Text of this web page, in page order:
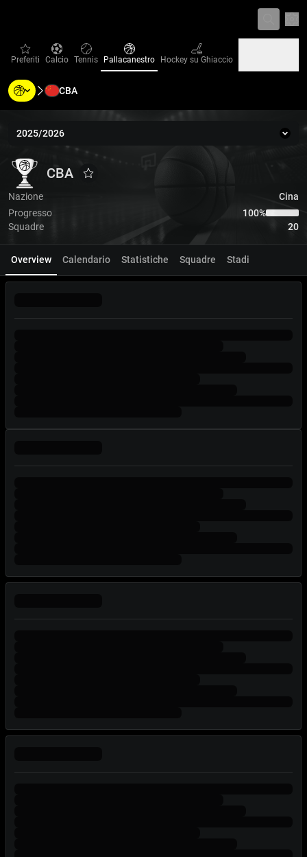
favorites
Preferiti Calcio
Calcio Tennis
Tennis Pallacanestro
Pallacanestro Hockey su Ghiaccio
Hockey su Ghiaccio
Baseball
Baseball
CBA
2025/2026
CBA
CBA
CBA
Aggiungi ai Favoriti
Nazione
Cina
Progresso
100‏%
Squadre
20
Overview Calendario Statistiche Squadre Stadi